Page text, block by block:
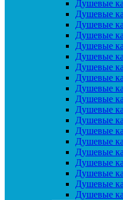
Душевые
Душевые
Душевые
Душевые
Душевые
Душевые
Душевые
Душевые
Душевые
Душевые
Душевые
Душевые
Душевые
Душевые
Душевые
Душевые
Душевые
Душевые
Душевые